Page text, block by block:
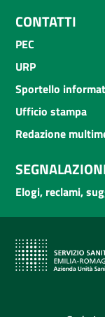
CONTATTI
PEC
URP
Sportello
Ufficio stampa
Redazione
Elogi, reclami,